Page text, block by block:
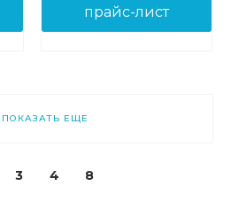
прайс-лист
ПОКАЗАТЬ ЕЩЕ
3 4 8